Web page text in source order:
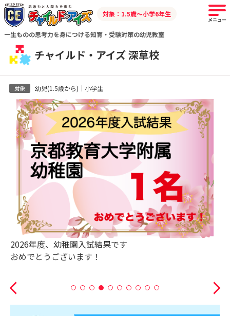
一生ものの思考力を身につける知育・受験対策の幼児教室
対象：1.5歳～小学6年生
メニュー
チャイルド・アイズ 深草校
幼児(1.5歳から)｜小学生
2026年度、幼稚園入試結果です
おめでとうございます！